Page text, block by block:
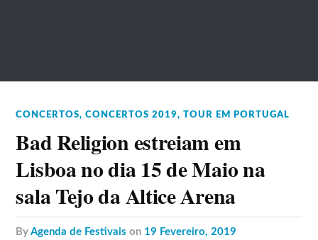
CONCERTOS,CONCERTOS 2019,TOUR EM PORTUGAL
Bad Religion estreiam em
Lisboa no dia 15 de Maio na
sala Tejo da Altice Arena
byAgenda de Festivais on 19 Fevereiro, 2019